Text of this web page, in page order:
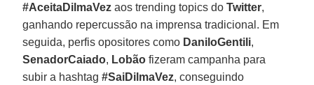
#AceitaDilmaVez aos trending topics doTwitter,
ganhando repercussão na imprensa tradicional. Em
seguida, perfis opositores como DaniloGentili,
SenadorCaiado, Lobão fizeram campanha para
subir a hashtag#SaiDilmaVez, conseguindo